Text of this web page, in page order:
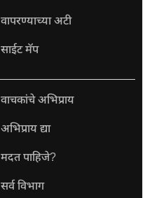
वापरण्याच्या अटी
साईट मॅप
वाचकांचे अभिप्राय
अभिप्राय द्या
मदत पाहिजे?
सर्व विभाग